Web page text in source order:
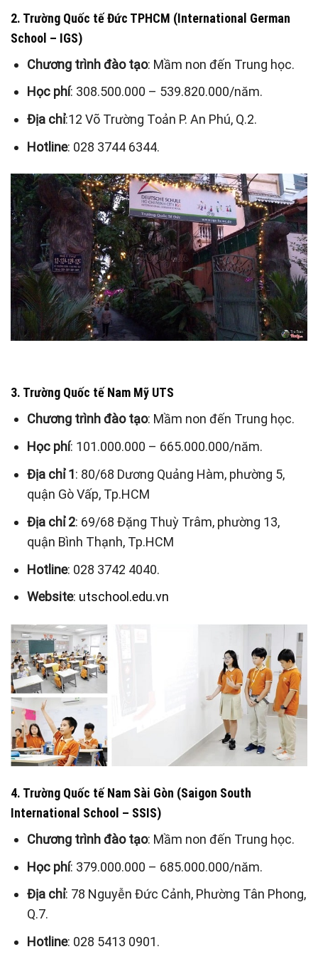
2. Trường Quốc tế Đức TPHCM (International German
School – IGS)
Chương trình đào tạo: Mầm non đến Trung học.
Học phí: 308.500.000 – 539.820.000/năm.
Địa chỉ:12 Võ Trường Toản P. An Phú, Q.2.
Hotline: 028 3744 6344.
3. Trường Quốc tế Nam Mỹ UTS
Chương trình đào tạo: Mầm non đến Trung học.
Học phí: 101.000.000 – 665.000.000/năm.
Địa chỉ 1: 80/68 Dương Quảng Hàm, phường 5,
quận Gò Vấp, Tp.HCM
Địa chỉ 2: 69/68 Đặng Thuỳ Trâm, phường 13,
quận Bình Thạnh, Tp.HCM
Hotline: 028 3742 4040.
Website: utschool.edu.vn
4. Trường Quốc tế Nam Sài Gòn (Saigon South
International School – SSIS)
Chương trình đào tạo: Mầm non đến Trung học.
Học phí: 379.000.000 – 685.000.000/năm.
Địa chỉ: 78 Nguyễn Đức Cảnh, Phường Tân Phong,
Q.7.
Hotline: 028 5413 0901.